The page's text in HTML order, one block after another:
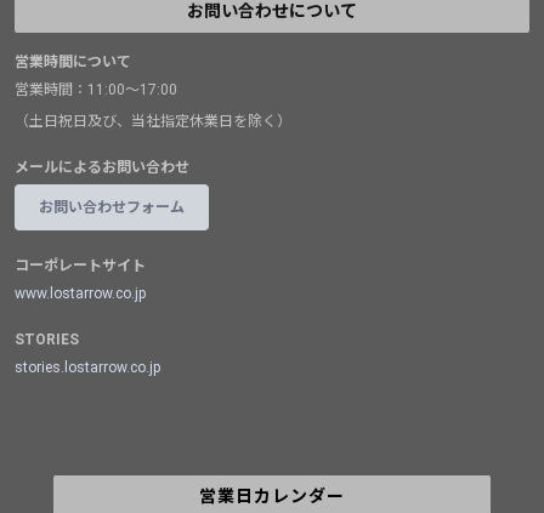
お問い合わせについて
営業時間について
営業時間：11:00～17:00
（土日祝日及び、当社指定休業日を除く）
メールによるお問い合わせ
お問い合わせフォーム
コーポレートサイト
www.lostarrow.co.jp
STORIES
stories.lostarrow.co.jp
営業日カレンダー